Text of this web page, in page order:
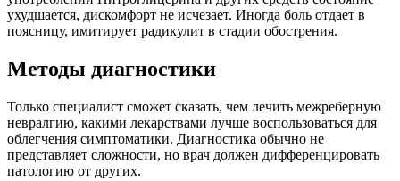
ухудшается, дискомфорт не исчезает. Иногда боль отдает в
поясницу, имитирует радикулит в стадии обострения.
Методы диагностики
Только специалист сможет сказать, чем лечить межреберную
невралгию, какими лекарствами лучше воспользоваться для
облегчения симптоматики. Диагностика обычно не
представляет сложности, но врач должен дифференцировать
патологию от других.